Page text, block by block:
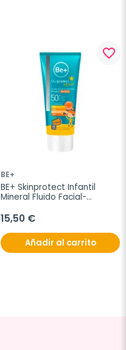
favorite_border
BE+
BE+ Skinprotect Infantil
Mineral Fluido Facial-
15,50 €
Añadir al carrito